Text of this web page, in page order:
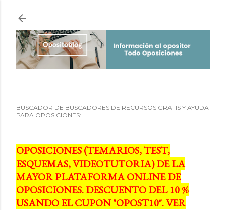
BUSCADOR DE BUSCADORES DE RECURSOS GRATIS Y AYUDA
PARA OPOSICIONES:
OPOSICIONES (TEMARIOS, TEST,
ESQUEMAS, VIDEOTUTORIA) DE LA
MAYOR PLATAFORMA ONLINE DE
OPOSICIONES. DESCUENTO DEL 10 %
USANDO EL CUPON "OPOST10". VER